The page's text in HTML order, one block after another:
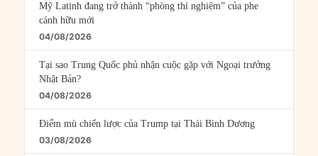
Mỹ Latinh đang trở thành “phòng thí nghiệm” của phe
cánh hữu mới
04/08/2026
Tại sao Trung Quốc phủ nhận cuộc gặp với Ngoại trưởng
Nhật Bản?
04/08/2026
Điểm mù chiến lược của Trump tại Thái Bình Dương
03/08/2026